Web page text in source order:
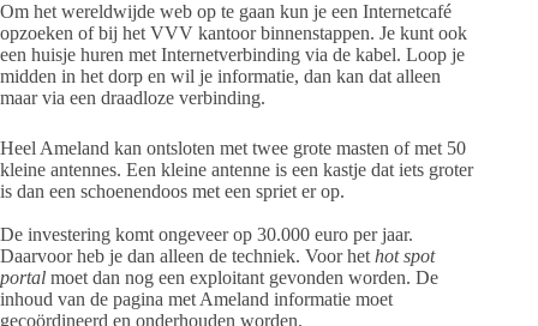
Om het wereldwijde web op te gaan kun je een Internetcafé
opzoeken of bij het VVV kantoor binnenstappen. Je kunt ook
een huisje huren met Internetverbinding via de kabel. Loop je
midden in het dorp en wil je informatie, dan kan dat alleen
maar via een draadloze verbinding.
Heel Ameland kan ontsloten met twee grote masten of met 50
kleine antennes. Een kleine antenne is een kastje dat iets groter
is dan een schoenendoos met een spriet er op.
De investering komt ongeveer op 30.000 euro per jaar.
Daarvoor heb je dan alleen de techniek. Voor het hot spot
portal moet dan nog een exploitant gevonden worden. De
inhoud van de pagina met Ameland informatie moet
gecoördineerd en onderhouden worden.